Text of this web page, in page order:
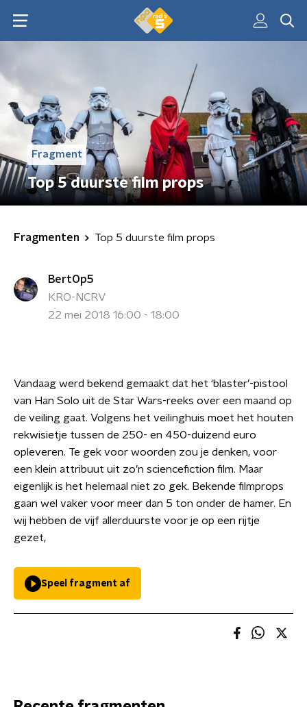
Fragment
Top 5 duurste film props
Fragmenten Top 5 duurste film props
BertOp5
KRO-NCRV
22 mei 2018 16:00 - 18:00
Vandaag werd bekend gemaakt dat het ‘blaster’-pistool
van Han Solo uit de Star Wars-reeks over een maand op
de veiling gaat. Volgens het veilinghuis moet het houten
rekwisietje tussen de 250- en 450-duizend euro
opleveren. Te gek voor woorden zou je denken, voor
een klein attribuut uit zo’n sciencefiction film. Maar
eigenlijk is het helemaal niet zo gek. Bekende filmprops
gaan wel vaker voor meer dan 5 ton onder de hamer. En
wij hebben de vijf allerduurste voor je op een rijtje
gezet,
Speel fragment af